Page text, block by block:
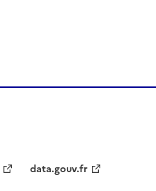
data.gouv.fr